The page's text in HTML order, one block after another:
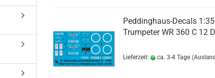
Peddinghaus-Decals
Trumpeter WR 360 C 12
Lieferzeit: ca. 3-4 Tage